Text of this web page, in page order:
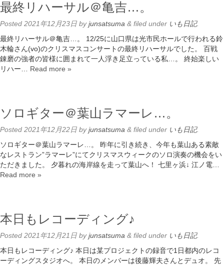
最終リハーサル＠亀吉…。
Posted 2021年12月23日 byjunsatsuma & filed under いも日記.
最終リハーサル＠亀吉…。 12/25に山口県は光市民ホールで行われる鈴
木輪さん(vo)のクリスマスコンサートの最終リハーサルでした。 百戦
錬磨の強者の皆様に囲まれて一人浮き足立っている私…。 終始楽しい
リハー… Read more »
ソロギター＠葉山ラマーレ…。
Posted 2021年12月22日 byjunsatsuma & filed under いも日記.
ソロギター＠葉山ラマーレ…。 昨年に引き続き、今年も葉山ある素敵
なレストラン”ラマーレ”にてクリスマスウィークのソロ演奏の機会をい
ただきました。 夕暮れの海岸線を走って葉山へ！ 七里ヶ浜↓ 江ノ電…
Read more »
本日もレコーディング♪
Posted 2021年12月21日 byjunsatsuma & filed under いも日記.
本日もレコーディング♪ 本日は某プロジェクトの録音で1日都内のレコ
ーディングスタジオへ。 本日のメンバーは後藤輝夫さんとデュオ。 先